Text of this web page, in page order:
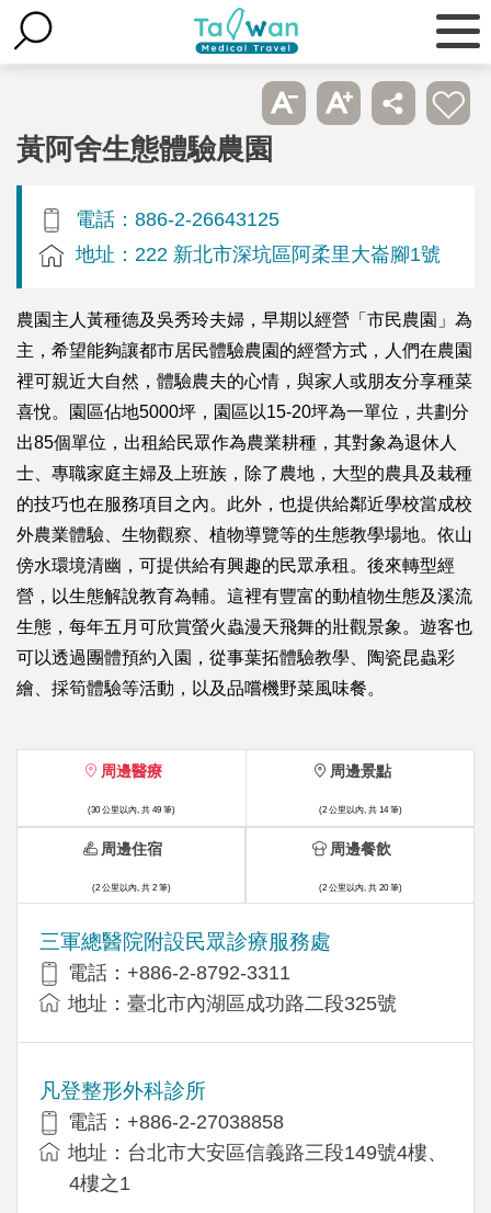
黃阿舍生態體驗農園
電話：886-2-26643125
地址：222 新北市深坑區阿柔里大崙腳1號
農園主人黃種德及吳秀玲夫婦，早期以經營「市民農園」為
主，希望能夠讓都市居民體驗農園的經營方式，人們在農園
裡可親近大自然，體驗農夫的心情，與家人或朋友分享種菜
喜悅。園區佔地5000坪，園區以15-20坪為一單位，共劃分
出85個單位，出租給民眾作為農業耕種，其對象為退休人
士、專職家庭主婦及上班族，除了農地，大型的農具及栽種
的技巧也在服務項目之內。此外，也提供給鄰近學校當成校
外農業體驗、生物觀察、植物導覽等的生態教學場地。依山
傍水環境清幽，可提供給有興趣的民眾承租。後來轉型經
營，以生態解說教育為輔。這裡有豐富的動植物生態及溪流
生態，每年五月可欣賞螢火蟲漫天飛舞的壯觀景象。遊客也
可以透過團體預約入園，從事葉拓體驗教學、陶瓷昆蟲彩
繪、採筍體驗等活動，以及品嚐機野菜風味餐。
周邊醫療
(30 公里以內, 共 49 筆)
三軍總醫院附設民眾診療服務處
電話：+886-2-8792-3311
地址：臺北市內湖區成功路二段325號
凡登整形外科診所
電話：+886-2-27038858
地址：台北市大安區信義路三段149號4樓、
4樓之1
周邊景點
(2 公里以內, 共 14 筆)
周邊住宿
(2 公里以內, 共 2 筆)
周邊餐飲
(2 公里以內, 共 20 筆)